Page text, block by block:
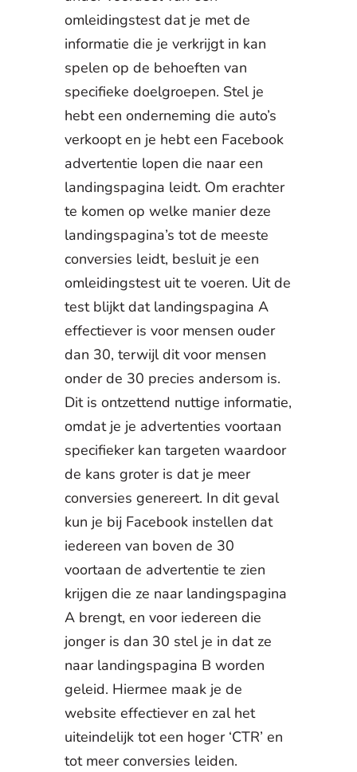
omleidingstest dat je met de
informatie die je verkrijgt in kan
spelen op de behoeften van
specifieke doelgroepen. Stel je
hebt een onderneming die auto’s
verkoopt en je hebt een Facebook
advertentie lopen die naar een
landingspagina leidt. Om erachter
te komen op welke manier deze
landingspagina’s tot de meeste
conversies leidt, besluit je een
omleidingstest uit te voeren. Uit de
test blijkt dat landingspagina A
effectiever is voor mensen ouder
dan 30, terwijl dit voor mensen
onder de 30 precies andersom is.
Dit is ontzettend nuttige informatie,
omdat je je advertenties voortaan
specifieker kan targeten waardoor
de kans groter is dat je meer
conversies genereert. In dit geval
kun je bij Facebook instellen dat
iedereen van boven de 30
voortaan de advertentie te zien
krijgen die ze naar landingspagina
A brengt, en voor iedereen die
jonger is dan 30 stel je in dat ze
naar landingspagina B worden
geleid. Hiermee maak je de
website effectiever en zal het
uiteindelijk tot een hoger ‘CTR’ en
tot meer conversies leiden.